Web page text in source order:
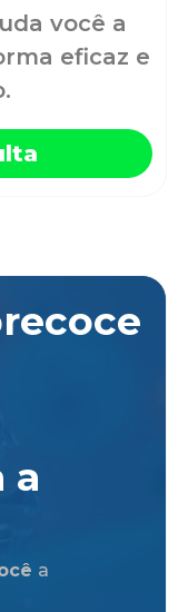
você a
eficaz e
a
a